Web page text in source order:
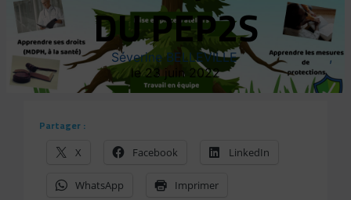
DU PEP2S
Séverine BELLEVILLE
23 juin 2022
Partager :
X Facebook LinkedIn
WhatsApp Imprimer